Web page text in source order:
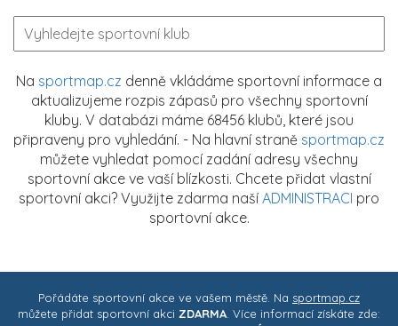
Na sportmap.cz denně vkládáme sportovní informace a
aktualizujeme rozpis zápasů pro všechny sportovní
kluby. V databázi máme 68456 klubů, které jsou
připraveny pro vyhledání. - Na hlavní straně sportmap.cz
můžete vyhledat pomocí zadání adresy všechny
sportovní akce ve vaší blízkosti. Chcete přidat vlastní
sportovní akci? Využijte zdarma naší ADMINISTRACI pro
sportovní akce.
Pořádáte sportovní akce ve vašem městě. Na sportmap.cz
můžete přidat sportovní akci ZDARMA . Více informací získáte zde: